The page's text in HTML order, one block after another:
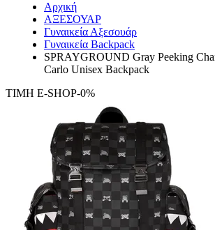
Αρχική
ΑΞΕΣΟΥΑΡ
Γυναικεία Αξεσουάρ
Γυναικεία Backpack
SPRAYGROUND Gray Peeking
Carlo Unisex Backpack
ΤΙΜΗ E-SHOP-0%